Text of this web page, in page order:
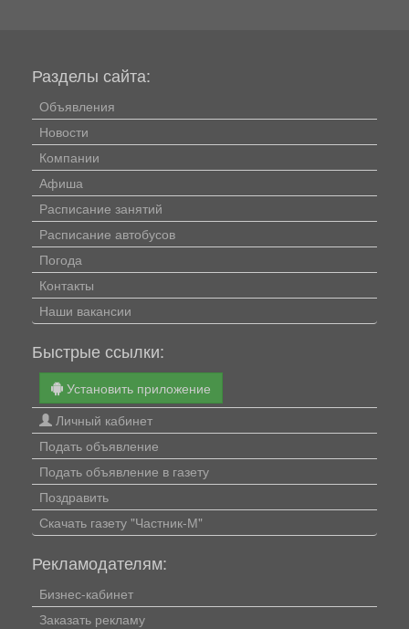
Разделы сайта:
Объявления
Новости
Компании
Афиша
Расписание занятий
Расписание автобусов
Погода
Контакты
Наши вакансии
Быстрые ссылки:
Установить приложение
Личный кабинет
Подать объявление
Подать объявление в газету
Поздравить
Скачать газету "Частник-М"
Рекламодателям:
Бизнес-кабинет
Заказать рекламу